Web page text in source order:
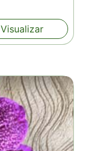
Visualizar